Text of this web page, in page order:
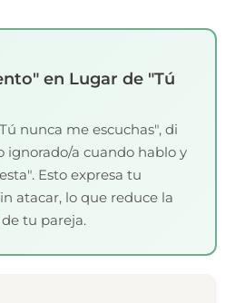
en Lugar de "Tú
nunca me escuchas", di
ignorado/a cuando hablo y
Esto expresa tu
atacar, lo que reduce la
tu pareja.